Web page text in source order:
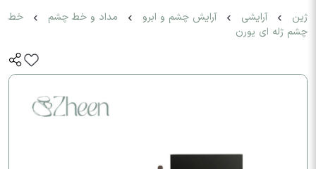
ژین آرایشی آرایش چشم و ابرو مداد و خط چشم
خط
چشم ژله ای یورن